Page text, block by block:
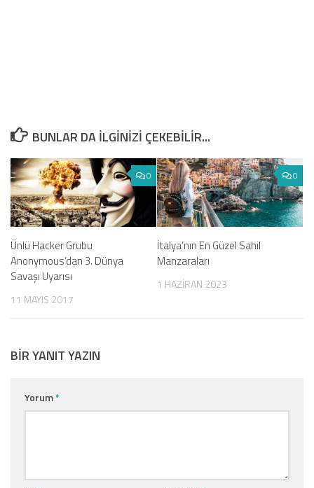
BUNLAR DA ILGINIZI ÇEKEBILIR...
0
Ünlü Hacker Grubu
Anonymous’dan 3. Dünya
Savaşı Uyarısı
11 MAYIS 2017
0
İtalya’nın En Güzel Sahil
Manzaraları
1 HAZIRAN 2023
BIR YANIT YAZIN
Yorum*